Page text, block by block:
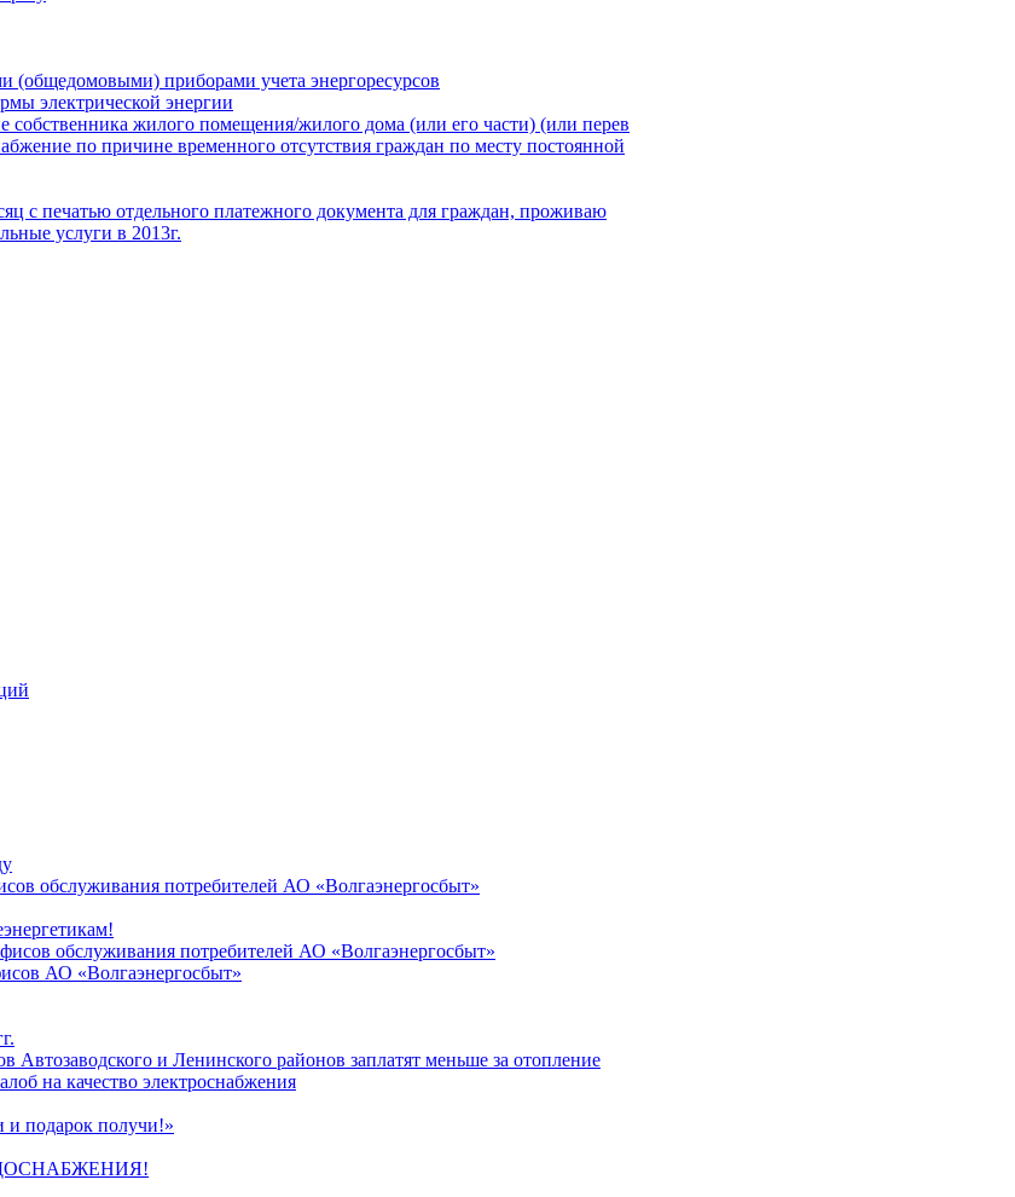
(общедомовыми) приборами учета энергоресурсов
электрической энергии
собственника жилого помещения/жилого дома (или его части) (или перев
по причине временного отсутствия граждан по месту постоянной
с печатью отдельного платежного документа для граждан, проживаю
услуги в 2013г.
обслуживания потребителей АО «Волгаэнергосбыт»
обслуживания потребителей АО «Волгаэнергосбыт»
АО «Волгаэнергосбыт»
и Ленинского районов заплатят меньше за отопление
на качество электроснабжения
и подарок получи!»